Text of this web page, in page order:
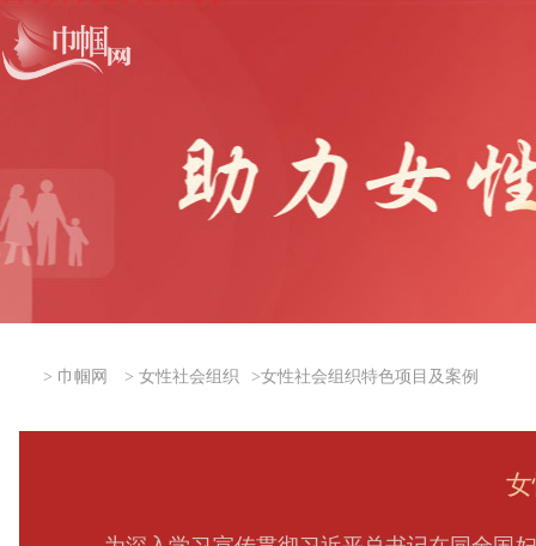
> 巾帼网 > 女性社会组织 >女性社会组织特色项目及案例